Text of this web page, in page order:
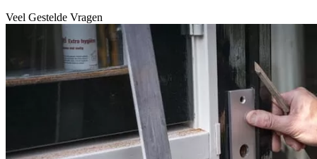
Veel Gestelde Vragen